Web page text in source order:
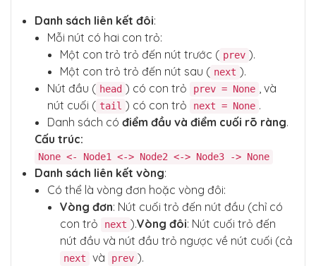
Danh sách liên kết đôi:
Mỗi nút có hai con trỏ:
Một con trỏ trỏ đến nút trước ( prev ).
Một con trỏ trỏ đến nút sau ( next ).
Nút đầu ( head ) có con trỏ prev = None , và
nút cuối ( tail ) có con trỏ next = None .
Danh sách có điểm đầu và điểm cuối rõ ràng.
Cấu trúc:
None <- Node1 <-> Node2 <-> Node3 -> None
Danh sách liên kết vòng:
Có thể là vòng đơn hoặc vòng đôi:
Vòng đơn: Nút cuối trỏ đến nút đầu (chỉ có
con trỏ
next ).Vòng đôi: Nút cuối trỏ đến
nút đầu và nút đầu trỏ ngược về nút cuối (cả
next và prev ).